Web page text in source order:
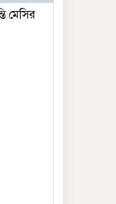
মেসির